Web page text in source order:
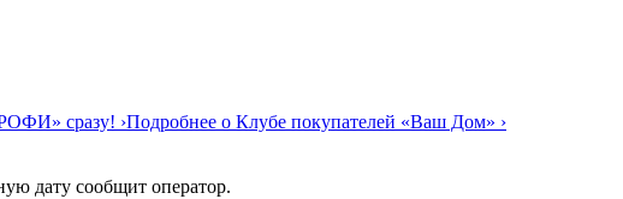
сразу! ›Подробнее о Клубе покупателей «Ваш Дом» ›
дату сообщит оператор.